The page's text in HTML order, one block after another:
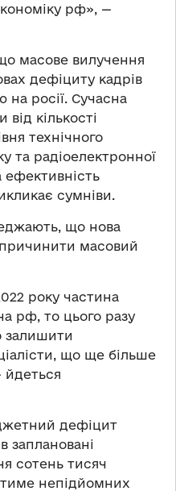
рф», —
масове вилучення
дефіциту кадрів
росії. Сучасна
від кількості
технічного
та радіоелектронної
ефективність
сумніви.
що нова
масовий
року частина
рф, то цього разу
залишити
що ще більше
йдеться
дефіцит
сотень тисяч
непідйомних